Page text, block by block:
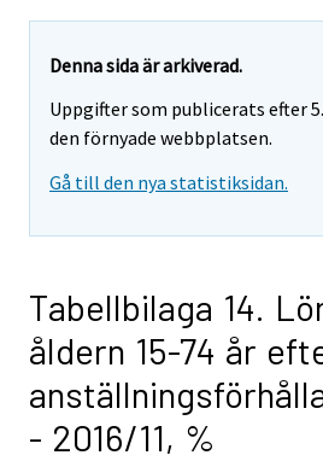
Denna sida är arkiverad.
Uppgifter som publicerats efter
den förnyade webbplatsen.
Gå till den nya statistiksidan.
Tabellbilaga 14.
åldern 15-74 år
- 2016/11, %